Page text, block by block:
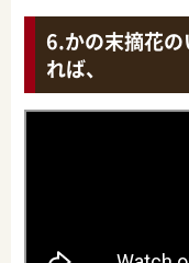
かの末摘花
れば、